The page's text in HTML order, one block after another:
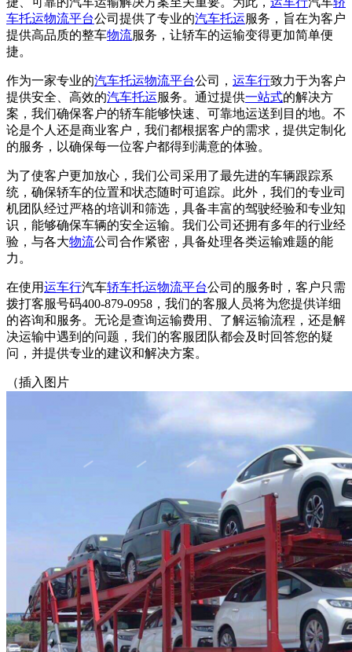
车托运物流平台公司提供了专业的汽车托运服务，旨在为客户
提供高品质的整车物流服务，让轿车的运输变得更加简单便
捷。
作为一家专业的汽车托运物流平台公司， 运车行致力于为客户
提供安全、高效的汽车托运服务。通过提供一站式的解决方
案，我们确保客户的轿车能够快速、可靠地运送到目的地。不
论是个人还是商业客户，我们都根据客户的需求，提供定制化
的服务，以确保每一位客户都得到满意的体验。
为了使客户更加放心，我们公司采用了最先进的车辆跟踪系
统，确保轿车的位置和状态随时可追踪。此外，我们的专业司
机团队经过严格的培训和筛选，具备丰富的驾驶经验和专业知
识，能够确保车辆的安全运输。我们公司还拥有多年的行业经
验，与各大物流公司合作紧密，具备处理各类运输难题的能
力。
在使用运车行汽车轿车托运物流平台公司的服务时，客户只需
拨打客服号码400-879-0958，我们的客服人员将为您提供详细
的咨询和服务。无论是查询运输费用、了解运输流程，还是解
决运输中遇到的问题，我们的客服团队都会及时回答您的疑
问，并提供专业的建议和解决方案。
（插入图片